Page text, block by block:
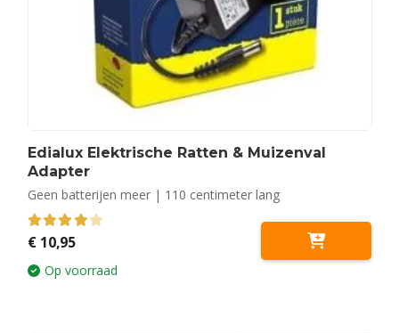
Edialux Elektrische Ratten & Muizenval
Adapter
Geen batterijen meer | 110 centimeter lang
4.00out of 5
€10,95
Op voorraad